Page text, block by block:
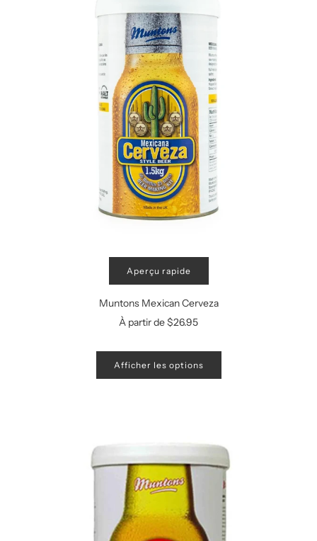
Aperçu rapide
Muntons Mexican Cerveza
À partir de$26.95
Afficher les options